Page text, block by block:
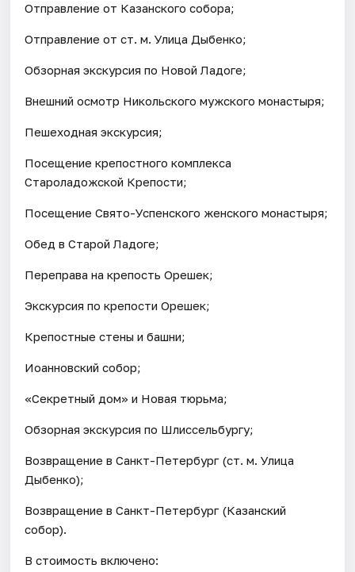
Отправление от Казанского собора;
Отправление от ст. м. Улица Дыбенко;
Обзорная экскурсия по Новой Ладоге;
Внешний осмотр Никольского мужского монастыря;
Пешеходная экскурсия;
Посещение крепостного комплекса
Староладожской Крепости;
Посещение Свято-Успенского женского монастыря;
Обед в Старой Ладоге;
Переправа на крепость Орешек;
Экскурсия по крепости Орешек;
Крепостные стены и башни;
Иоанновский собор;
«Секретный дом» и Новая тюрьма;
Обзорная экскурсия по Шлиссельбургу;
Возвращение в Санкт-Петербург (ст. м. Улица
Дыбенко);
Возвращение в Санкт-Петербург (Казанский
собор).
В стоимость включено: